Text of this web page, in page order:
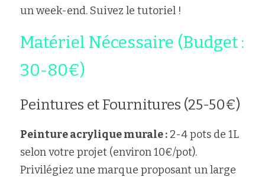
un week-end. Suivez le tutoriel !
Matériel Nécessaire (Budget :
30-80€)
Peintures et Fournitures (25-50€)
Peinture acrylique murale : 2-4 pots de 1L
selon votre projet (environ 10€/pot).
Privilégiez une marque proposant un large